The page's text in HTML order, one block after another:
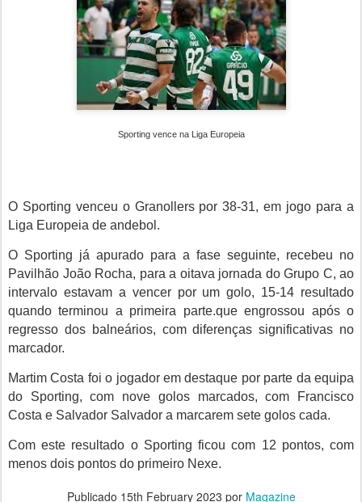
Sporting vence na Liga Europeia
O Sporting venceu o Granollers por 38-31, em jogo para a
Liga Europeia de andebol.
O Sporting já apurado para a fase seguinte, recebeu no
Pavilhão João Rocha, para a oitava jornada do Grupo C, ao
intervalo estavam a vencer por um golo, 15-14 resultado
quando terminou a primeira parte.que engrossou após o
regresso dos balneários, com diferenças significativas no
marcador.
Martim Costa foi o jogador em destaque por parte da equipa
do Sporting, com nove golos marcados, com Francisco
Costa e Salvador Salvador a marcarem sete golos cada.
Com este resultado o Sporting ficou com 12 pontos, com
menos dois pontos do primeiro Nexe.
Publicado 15th February 2023 por Magazine